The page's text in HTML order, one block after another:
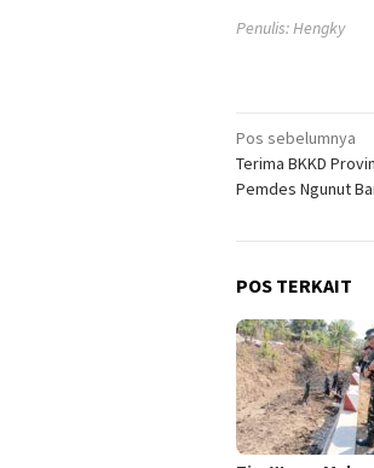
Penulis: Hengky
Navigasi
pos
Pos sebelumnya
Terima BKKD
Pemdes Ngunut
POS TERKAIT